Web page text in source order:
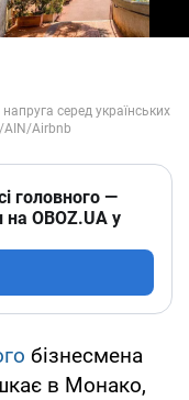
головного —
на OBOZ.UA у
бізнесмена
в Монако,